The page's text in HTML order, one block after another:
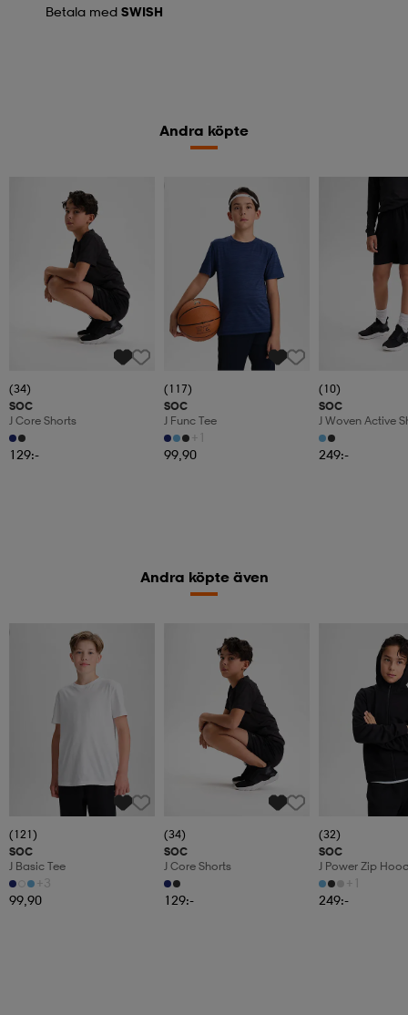
Betala med SWISH
Andra köpte
(34)
SOC
J Core Shorts
129:-
(117)
SOC
J Func Tee
+1
99,90
(10)
SOC
J Woven Active
249:-
Andra köpte även
(121)
SOC
J Basic Tee
+3
99,90
(34)
SOC
J Core Shorts
129:-
(32)
SOC
J Power Zip
+1
249:-